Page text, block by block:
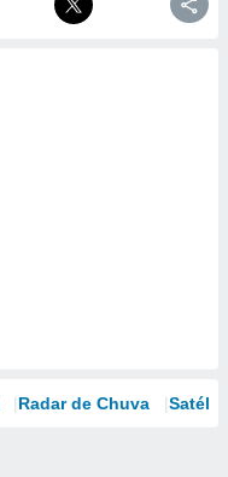
Radar de Chuva